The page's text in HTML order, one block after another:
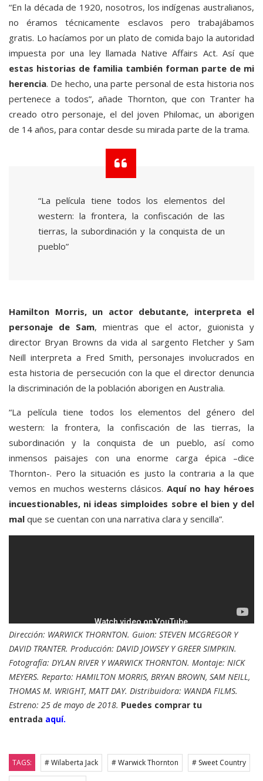
“En la década de 1920, nosotros, los indígenas australianos,
no éramos técnicamente esclavos pero trabajábamos
gratis. Lo hacíamos por un plato de comida bajo la autoridad
impuesta por una ley llamada Native Affairs Act. Así que
estas historias de familia también forman parte de mi
herencia. De hecho, una parte personal de esta historia nos
pertenece a todos”, añade Thornton, que con Tranter ha
creado otro personaje, el del joven Philomac, un aborigen
de 14 años, para contar desde su mirada parte de la trama.
“La película tiene todos los elementos del
western: la frontera, la confiscación de las
tierras, la subordinación y la conquista de un
pueblo”
Hamilton Morris, un actor debutante, interpreta el
personaje de Sam, mientras que el actor, guionista y
director Bryan Browns da vida al sargento Fletcher y Sam
Neill interpreta a Fred Smith, personajes involucrados en
esta historia de persecución con la que el director denuncia
la discriminación de la población aborigen en Australia.
“La película tiene todos los elementos del género del
western: la frontera, la confiscación de las tierras, la
subordinación y la conquista de un pueblo, así como
inmensos paisajes con una enorme carga épica –dice
Thornton-. Pero la situación es justo la contraria a la que
vemos en muchos westerns clásicos. Aquí no hay héroes
incuestionables, ni ideas simploides sobre el bien y del
mal que se cuentan con una narrativa clara y sencilla”.
Dirección: WARWICK THORNTON. Guion: STEVEN MCGREGOR Y
DAVID TRANTER. Producción: DAVID JOWSEY Y GREER SIMPKIN.
Fotografía: DYLAN RIVER Y WARWICK THORNTON. Montaje: NICK
MEYERS. Reparto: HAMILTON MORRIS, BRYAN BROWN, SAM NEILL,
THOMAS M. WRIGHT, MATT DAY. Distribuidora: WANDA FILMS.
Estreno: 25 de mayo de 2018. Puedes comprar tu
entrada aquí.
TAGS: # Wilaberta Jack # Warwick Thornton # Sweet Country